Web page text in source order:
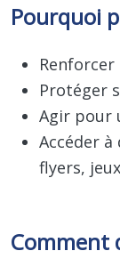
Pourquoi
Protéger
Agir pour
Accéder
flyers,
Comment